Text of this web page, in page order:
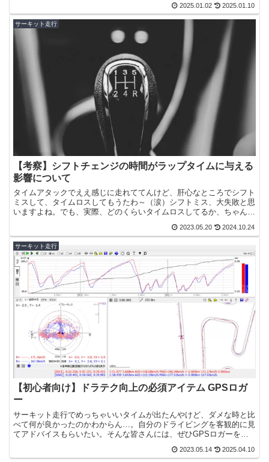
2025.01.02 2025.01.10
サーキット走行
【考察】シフトチェンジの時間がラップタイムに与える
影響について
タイムアタックでええ感じに走れててんけど、肝心なところでシフト
ミスして、タイムロスしてもうたわ～（涙）シフトミス、大失敗と思
いますよね。でも、実際、どのくらいタイムロスしてるか、ちゃんと
2023.05.20 2024.10.24
サーキット走行
【初心者向け】ドラテク向上の必須アイテム GPSロガ
ー
サーキット走行でめっちゃいいタイムが出たんやけど、ダメな時と比
べて何が良かったのかわからん…。自分のドライビングを客観的に見
てアドバイスもらいたい。そんな皆さんには、ぜひGPSロガーを導
2023.05.14 2025.04.10